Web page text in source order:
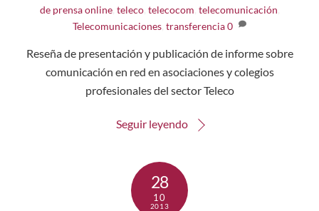
de prensa online, teleco, telecocom telecomunicación
Telecomunicaciones, transferencia0
Reseña de presentación y publicación de informe sobre
comunicación en red en asociaciones y colegios
profesionales del sector Teleco
Seguir leyendo
28
10
2013